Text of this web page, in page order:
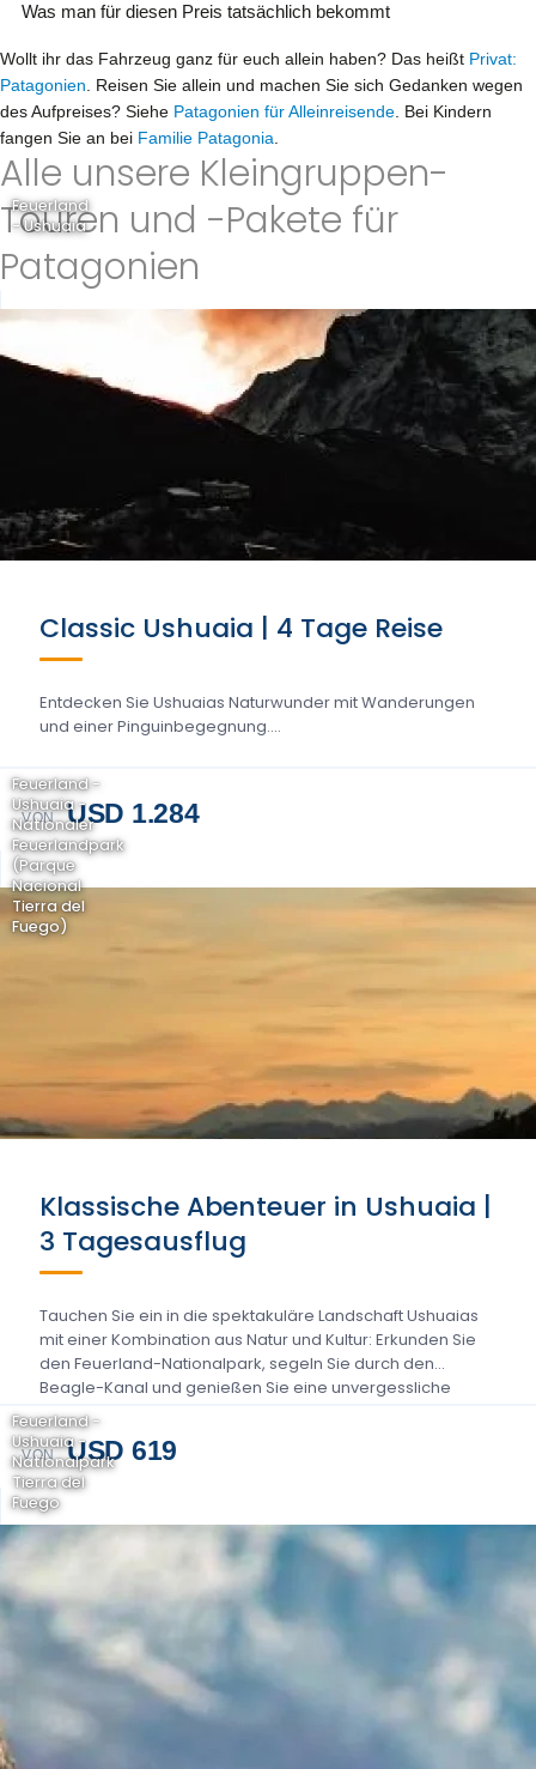
Was man für diesen Preis tatsächlich bekommt
Wollt ihr das Fahrzeug ganz für euch allein haben? Das heißt Privat:
Patagonien . Reisen Sie allein und machen Sie sich Gedanken wegen
des Aufpreises? Siehe Patagonien für Alleinreisende . Bei Kindern
fangen Sie an bei Familie Patagonia
Alle unsere Kleingruppen-
Touren und -Pakete für
Patagonien
Feuerland
- Ushuaia
Classic Ushuaia | 4 Tage Reise
Entdecken Sie Ushuaias Naturwunder mit Wanderungen
und einer Pinguinbegegnung....
VON USD 1.284
Feuerland -
Ushuaia -
Nationaler
Feuerlandpark
(Parque
Nacional
Tierra del
Fuego)
Klassische Abenteuer in Ushuaia |
3 Tagesausflug
Tauchen Sie ein in die spektakuläre Landschaft Ushuaias
mit einer Kombination aus Natur und Kultur: Erkunden Sie
den Feuerland-Nationalpark, segeln Sie durch den
Beagle-Kanal und genießen Sie eine unvergessliche
Fahrt...
VON USD 619
Feuerland -
Ushuaia -
Nationalpark
Tierra del
Fuego